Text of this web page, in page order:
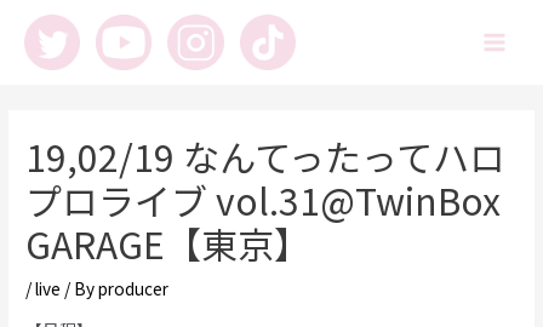
19,02/19 なんてったってハロ
プロライブ vol.31@TwinBox
GARAGE【東京】
/live / Byproducer